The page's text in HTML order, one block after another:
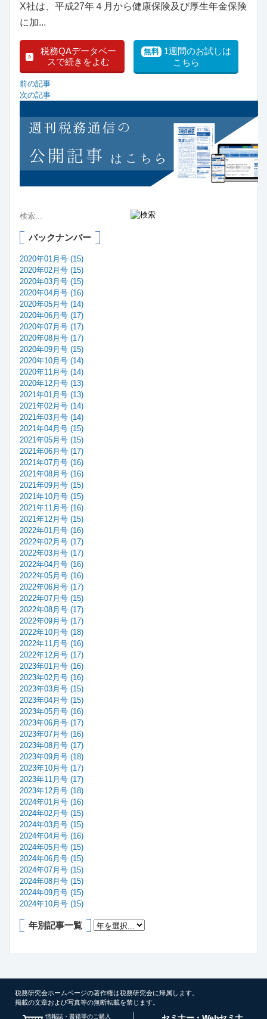
X社は、平成27年４月から健康保険及び厚生年金保険
に加...
税務QAデータベー
スで続きをよむ
無料 1週間のお試しは
こちら
前の記事
次の記事
バックナンバー
2020年01月号 (15)
2020年02月号 (15)
2020年03月号 (15)
2020年04月号 (16)
2020年05月号 (14)
2020年06月号 (17)
2020年07月号 (17)
2020年08月号 (17)
2020年09月号 (15)
2020年10月号 (14)
2020年11月号 (14)
2020年12月号 (13)
2021年01月号 (13)
2021年02月号 (14)
2021年03月号 (14)
2021年04月号 (15)
2021年05月号 (15)
2021年06月号 (17)
2021年07月号 (16)
2021年08月号 (16)
2021年09月号 (15)
2021年10月号 (15)
2021年11月号 (16)
2021年12月号 (15)
2022年01月号 (16)
2022年02月号 (17)
2022年03月号 (17)
2022年04月号 (16)
2022年05月号 (16)
2022年06月号 (17)
2022年07月号 (15)
2022年08月号 (17)
2022年09月号 (17)
2022年10月号 (18)
2022年11月号 (16)
2022年12月号 (17)
2023年01月号 (16)
2023年02月号 (16)
2023年03月号 (15)
2023年04月号 (15)
2023年05月号 (16)
2023年06月号 (17)
2023年07月号 (16)
2023年08月号 (17)
2023年09月号 (18)
2023年10月号 (17)
2023年11月号 (17)
2023年12月号 (18)
2024年01月号 (16)
2024年02月号 (15)
2024年03月号 (15)
2024年04月号 (16)
2024年05月号 (15)
2024年06月号 (15)
2024年07月号 (15)
2024年08月号 (15)
2024年09月号 (15)
2024年10月号 (15)
年別記事一覧
税務研究会ホームページの著作権は税務研究会に帰属します。
掲載の文章および写真等の無断転載を禁じます。
情報誌・書籍等のご購入